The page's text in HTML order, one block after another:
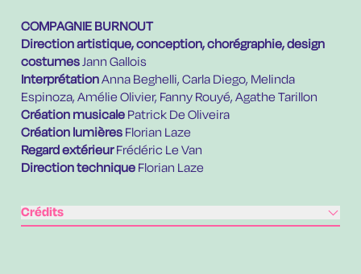
COMPAGNIE BURNOUT
Direction artistique, conception, chorégraphie, design
costumesJann Gallois
InterprétationAnna Beghelli, Carla Diego, Melinda
Espinoza, Amélie Olivier, Fanny Rouyé, Agathe Tarillon
Création musicale Patrick De Oliveira
Création lumières Florian Laze
Regard extérieurFrédéric Le Van
Direction technique Florian Laze
Crédits